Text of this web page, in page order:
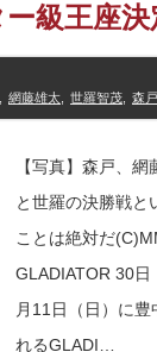
級王座決
網藤雄太 世羅智茂 森
【写真】森戸、
と世羅の決勝戦と
ことは絶対だ
GLADIATOR 30
月11日（日）に
れるGLADI…